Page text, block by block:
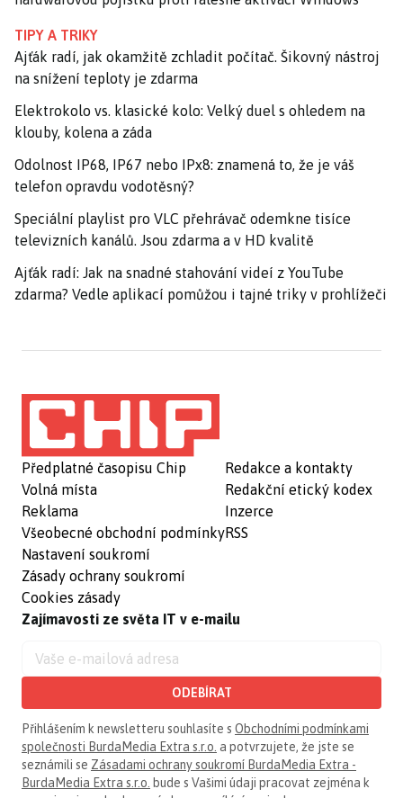
TIPY A TRIKY
Ajťák radí, jak okamžitě zchladit počítač. Šikovný nástroj
na snížení teploty je zdarma
Elektrokolo vs. klasické kolo: Velký duel s ohledem na
klouby, kolena a záda
Odolnost IP68, IP67 nebo IPx8: znamená to, že je váš
telefon opravdu vodotěsný?
Speciální playlist pro VLC přehrávač odemkne tisíce
televizních kanálů. Jsou zdarma a v HD kvalitě
Ajťák radí: Jak na snadné stahování videí z YouTube
zdarma? Vedle aplikací pomůžou i tajné triky v prohlížeči
Předplatné časopisu Chip
Volná místa
Reklama
Všeobecné obchodní podmínky
Nastavení soukromí
Zásady ochrany soukromí
Cookies zásady
Redakce a kontakty
Redakční etický kodex
Inzerce
RSS
Zajímavosti ze světa IT v e-mailu
ODEBÍRAT
Přihlášením k newsletteru souhlasíte s Obchodními podmínkami
společnosti BurdaMedia Extra s.r.o. a potvrzujete, že jste se
seznámili se Zásadami ochrany soukromí BurdaMedia Extra -
BurdaMedia Extra s.r.o. bude s Vašimi údaji pracovat zejména k